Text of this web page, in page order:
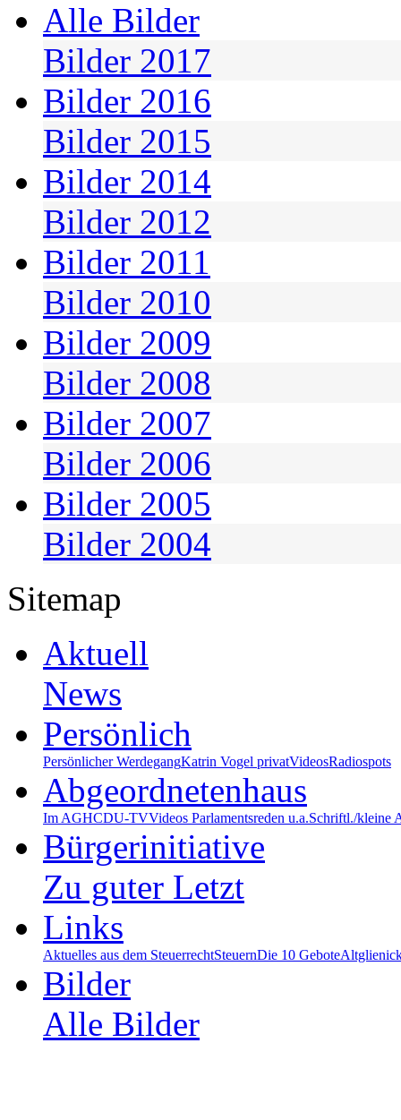
Alle Bilder
Bilder 2017
Bilder 2016
Bilder 2015
Bilder 2014
Bilder 2012
Bilder 2011
Bilder 2010
Bilder 2009
Bilder 2008
Bilder 2007
Bilder 2006
Bilder 2005
Bilder 2004
Sitemap
Aktuell
News
Persönlich
Persönlicher WerdegangKatrin Vogel privatVideosRadiospots
Abgeordnetenhaus
Im AGHCDU-TVVideos Parlamentsreden u.a.Schriftl./kleine
Bürgerinitiative
Zu guter Letzt
Links
Aktuelles aus dem SteuerrechtSteuernDie 10 Gebote
Bilder
Alle Bilder